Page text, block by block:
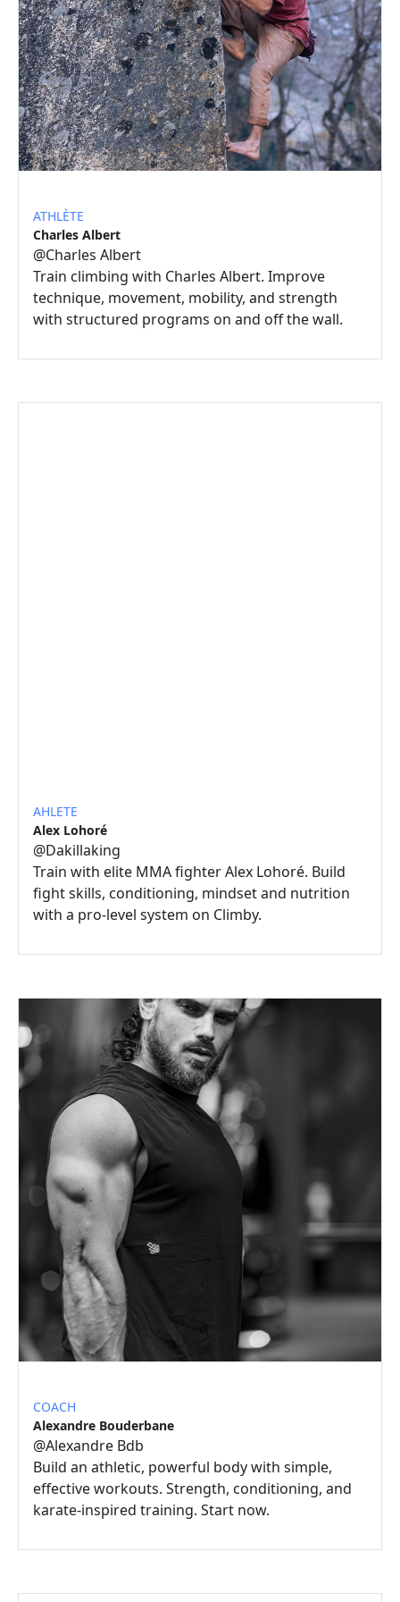
ATHLÈTE
Charles Albert
@Charles Albert
Train climbing with Charles Albert. Improve
technique, movement, mobility, and strength
with structured programs on and off the wall.
AHLETE
Alex Lohoré
@Dakillaking
Train with elite MMA fighter Alex Lohoré. Build
fight skills, conditioning, mindset and nutrition
with a pro-level system on Climby.
COACH
Alexandre Bouderbane
@Alexandre Bdb
Build an athletic, powerful body with simple,
effective workouts. Strength, conditioning, and
karate-inspired training. Start now.